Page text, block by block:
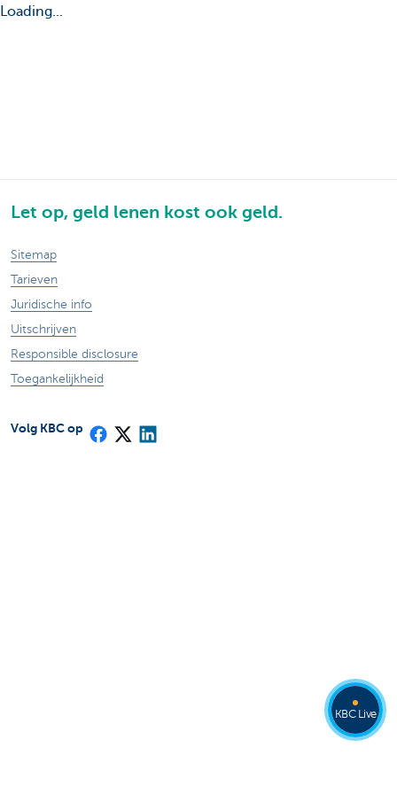
Loading...
Let op, geld lenen kost ook geld.
Sitemap
Tarieven
Juridische info
Uitschrijven
Responsible disclosure
Toegankelijkheid
Volg KBC op
KBC Live